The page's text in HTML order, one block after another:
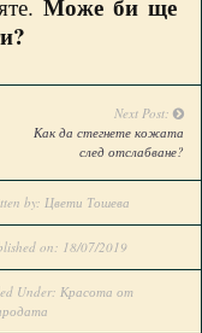
Може би ще
Next Post:
Как да стегнете кожата
след отслабване?
by: Цвети Тошева
on: 18/07/2019
Under: Красота от